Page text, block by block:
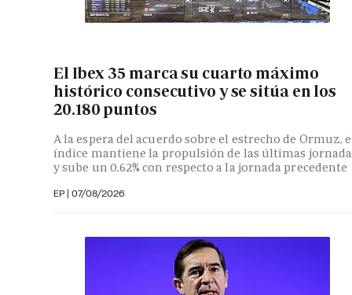
El Ibex 35 marca su cuarto máximo
histórico consecutivo y se sitúa en los
20.180 puntos
A la espera del acuerdo sobre el estrecho de Ormuz,
índice mantiene la propulsión de las últimas
y sube un 0,62% con respecto a la jornada precedente
EP | 07/08/2026